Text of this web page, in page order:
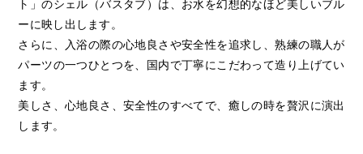
ーに映し出します。
さらに、入浴の際の心地良さや安全性を追求し、熟練の職人が
パーツの一つひとつを、国内で丁寧にこだわって造り上げてい
ます。
美しさ、心地良さ、安全性のすべてで、癒しの時を贅沢に演出
します。